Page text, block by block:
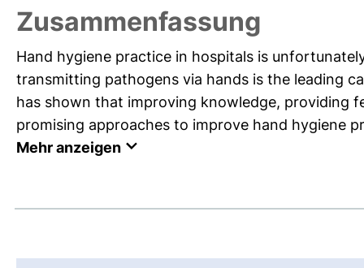
Zusammenfassung
Hand hygiene practice in hospitals is
transmitting pathogens via hands is the leading
has shown that improving knowledge, providing
promising approaches to improve hand hygiene
Mehr anzeigen